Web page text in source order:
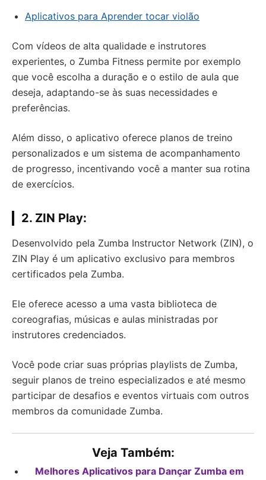
Aplicativos para Aprender tocar violão
Com vídeos de alta qualidade e instrutores
experientes, o Zumba Fitness permite por exemplo
que você escolha a duração e o estilo de aula que
deseja, adaptando-se às suas necessidades e
preferências.
Além disso, o aplicativo oferece planos de treino
personalizados e um sistema de acompanhamento
de progresso, incentivando você a manter sua rotina
de exercícios.
2. ZIN Play:
Desenvolvido pela Zumba Instructor Network (ZIN), o
ZIN Play é um aplicativo exclusivo para membros
certificados pela Zumba.
Ele oferece acesso a uma vasta biblioteca de
coreografias, músicas e aulas ministradas por
instrutores credenciados.
Você pode criar suas próprias playlists de Zumba,
seguir planos de treino especializados e até mesmo
participar de desafios e eventos virtuais com outros
membros da comunidade Zumba.
Veja Também:
Melhores Aplicativos para Dançar Zumba em